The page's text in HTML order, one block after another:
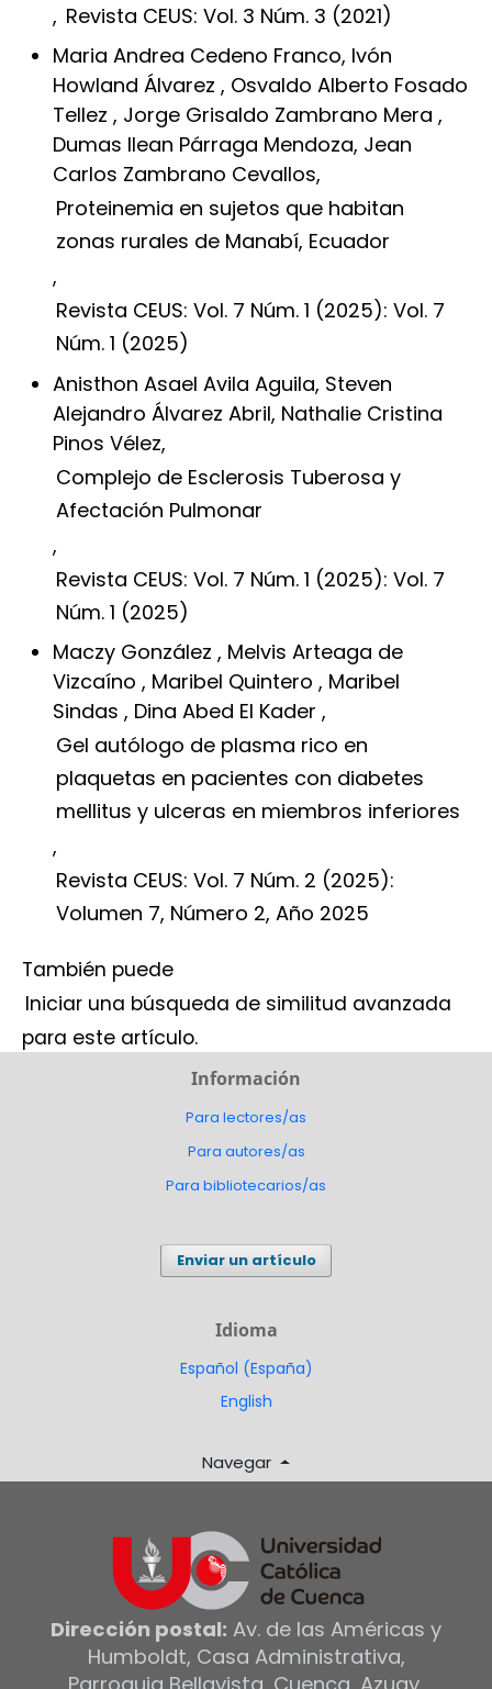
, Revista CEUS: Vol. 3 Núm. 3 (2021)
Maria Andrea Cedeno Franco, Ivón
Howland Álvarez , Osvaldo Alberto Fosado
Tellez , Jorge Grisaldo Zambrano Mera ,
Dumas Ilean Párraga Mendoza, Jean
Carlos Zambrano Cevallos,
Proteinemia en sujetos que habitan
zonas rurales de Manabí, Ecuador
,
Revista CEUS: Vol. 7 Núm. 1 (2025): Vol. 7
Núm. 1 (2025)
Anisthon Asael Avila Aguila, Steven
Alejandro Álvarez Abril, Nathalie Cristina
Pinos Vélez,
Complejo de Esclerosis Tuberosa y
Afectación Pulmonar
,
Revista CEUS: Vol. 7 Núm. 1 (2025): Vol. 7
Núm. 1 (2025)
Maczy González , Melvis Arteaga de
Vizcaíno , Maribel Quintero , Maribel
Sindas , Dina Abed El Kader ,
Gel autólogo de plasma rico en
plaquetas en pacientes con diabetes
mellitus y ulceras en miembros inferiores
,
Revista CEUS: Vol. 7 Núm. 2 (2025):
Volumen 7, Número 2, Año 2025
También puede
Iniciar una búsqueda de similitud avanzada
para este artículo.
Información
Para lectores/as
Para autores/as
Para bibliotecarios/as
Enviar un artículo
Idioma
Español (España)
English
Navegar
Dirección postal: Av. de las Américas y
Humboldt, Casa Administrativa,